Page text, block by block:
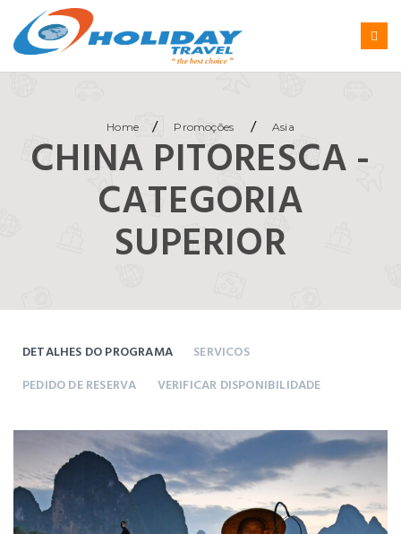
Home / Promoções / Asia
CHINA PITORESCA -
CATEGORIA
SUPERIOR
DETALHES DO PROGRAMA
SERVICOS
PEDIDO DE RESERVA
VERIFICAR DISPONIBILIDADE